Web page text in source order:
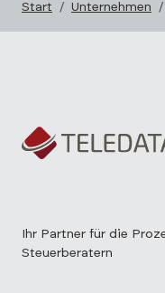
Start Unternehmen
Ihr Partner für die
Steuerberatern